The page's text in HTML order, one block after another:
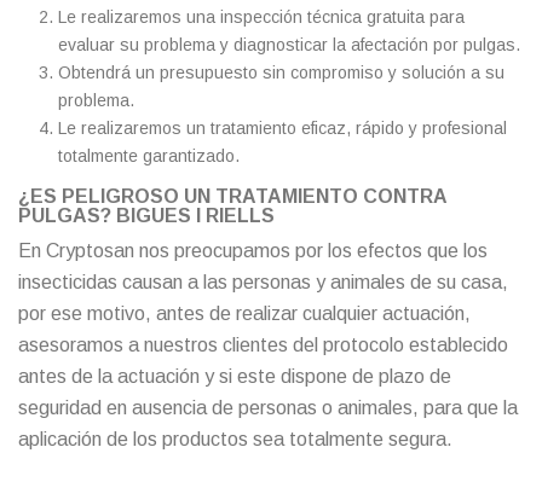
Le realizaremos una inspección técnica gratuita para
evaluar su problema y diagnosticar la afectación por pulgas.
Obtendrá un presupuesto sin compromiso y solución a su
problema.
Le realizaremos un tratamiento eficaz, rápido y profesional
totalmente garantizado.
¿ES PELIGROSO UN TRATAMIENTO CONTRA
PULGAS? BIGUES I RIELLS
En Cryptosan nos preocupamos por los efectos que los
insecticidas causan a las personas y animales de su casa,
por ese motivo, antes de realizar cualquier actuación,
asesoramos a nuestros clientes del protocolo establecido
antes de la actuación y si este dispone de plazo de
seguridad en ausencia de personas o animales, para que la
aplicación de los productos sea totalmente segura.